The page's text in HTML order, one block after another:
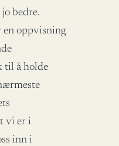
bedre.
en oppvisning
til å holde
vi er i
inn i